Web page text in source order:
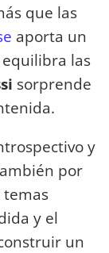
que las
aporta un
las
sorprende
y
por
y el
un